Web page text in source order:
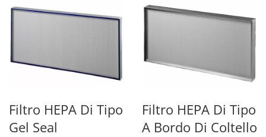
Filtro HEPA Di Tipo
Gel Seal
Filtro HEPA Di Tipo
A Bordo Di Coltello